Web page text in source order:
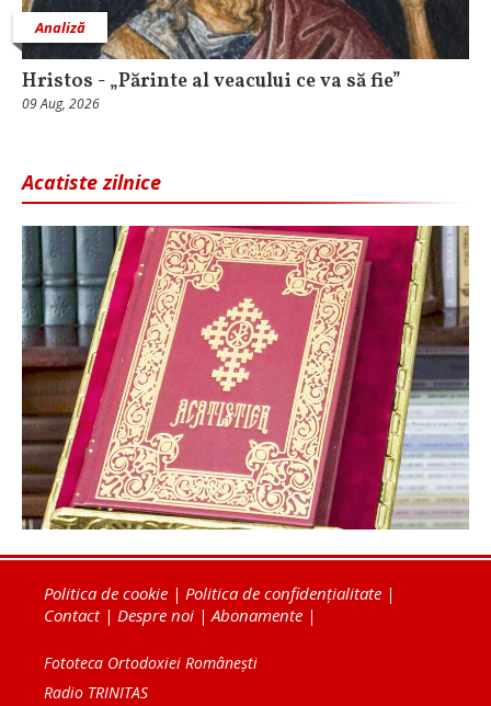
Analiză
Hristos - „Părinte al veacului ce va să fie”
09 Aug, 2026
Acatiste zilnice
Politica de cookie | Politica de confidențialitate |
Contact| Despre noi | Abonamente |
Fototeca Ortodoxiei Românești
Radio TRINITAS